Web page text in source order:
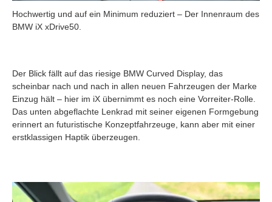
Hochwertig und auf ein Minimum reduziert – Der Innenraum des
BMW iX xDrive50.
Der Blick fällt auf das riesige BMW Curved Display, das
scheinbar nach und nach in allen neuen Fahrzeugen der Marke
Einzug hält – hier im iX übernimmt es noch eine Vorreiter-Rolle.
Das unten abgeflachte Lenkrad mit seiner eigenen Formgebung
erinnert an futuristische Konzeptfahrzeuge, kann aber mit einer
erstklassigen Haptik überzeugen.